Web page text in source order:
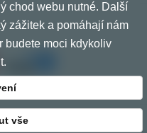
Exprespneu.cz
chod webu nutné. Další
zážitek a pomáhají nám
budete moci kdykoliv
vše